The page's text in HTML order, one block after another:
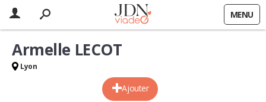
MENU
Ajouter
Armelle LECOT
Lyon